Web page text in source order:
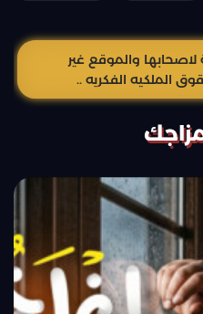
والموقع غير
الملكيه الفكريه ..